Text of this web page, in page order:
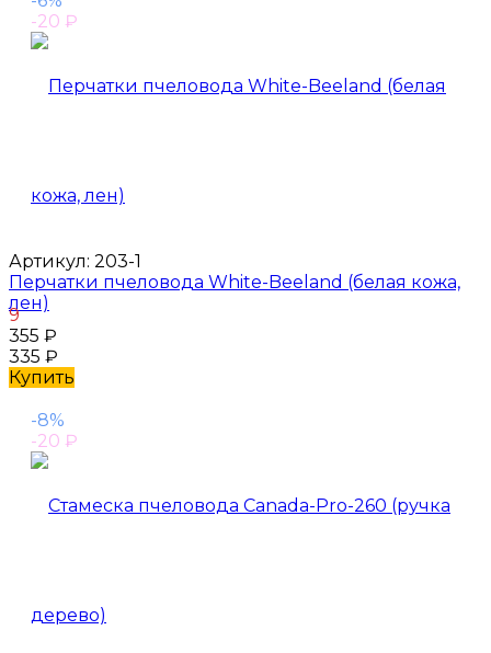
-20 ₽
Артикул: 203-1
Перчатки пчеловода White-Beeland (белая кожа,
лен)
9
355 ₽
335 ₽
Купить
-8%
-20 ₽